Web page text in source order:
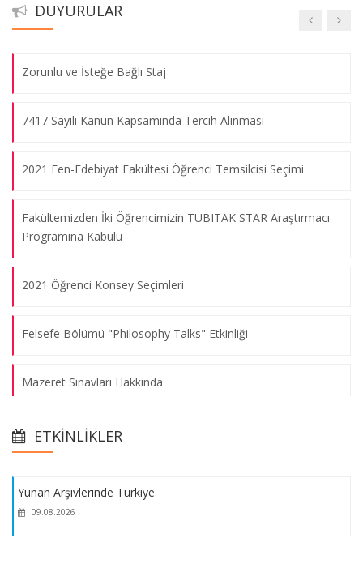
DUYURULAR
Zorunlu ve İsteğe Bağlı Staj
7417 Sayılı Kanun Kapsamında Tercih Alınması
2021 Fen-Edebiyat Fakültesi Öğrenci Temsilcisi Seçimi
Fakültemizden İki Öğrencimizin TUBITAK STAR Araştırmacı
Programına Kabulü
2021 Öğrenci Konsey Seçimleri
Felsefe Bölümü "Philosophy Talks" Etkinliği
Mazeret Sınavları Hakkında
Matematik Bölümü Öğretim Üyemizin ve Öğrencilerinin
Başarısı
Alman Dili ve Edebiyatı Bölümü ile Avusturya Kültür Ofisi
Etkinliği
ETKINLIKLER
09.08.2026
Yunan Arşivlerinde Türkiye
09.08.2026